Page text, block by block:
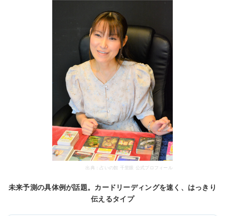
出典：占いの館 千里眼 公式プロフィール
未来予測の具体例が話題。カードリーディングを速く、はっきり
伝えるタイプ